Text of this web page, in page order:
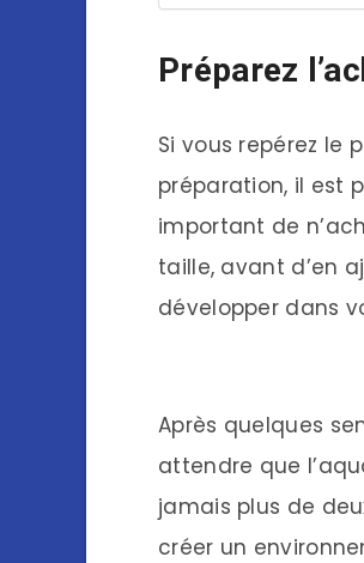
Préparez
Si vous repérez le
préparation, il est
important de
taille, avant d’en
développer dans
Après quelques
attendre que
jamais plus de
créer un